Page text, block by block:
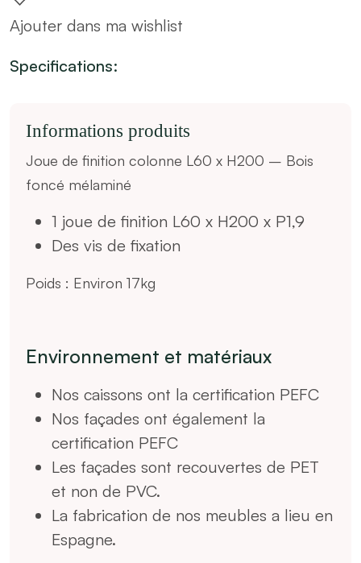
L60
H200
Bois
mélaminé
quantity
Ajouter dans ma wishlist
Specifications:
Informations produits
Joue de finition colonne L60 x H200 – Bois
foncé mélaminé
1 joue de finition L60 x H200 x P1,9
Des vis de fixation
Poids : Environ 17kg
Environnement et matériaux
Nos caissons ont la certification PEFC
Nos façades ont également la
certification PEFC
Les façades sont recouvertes de PET
et non de PVC.
La fabrication de nos meubles a lieu en
Espagne.